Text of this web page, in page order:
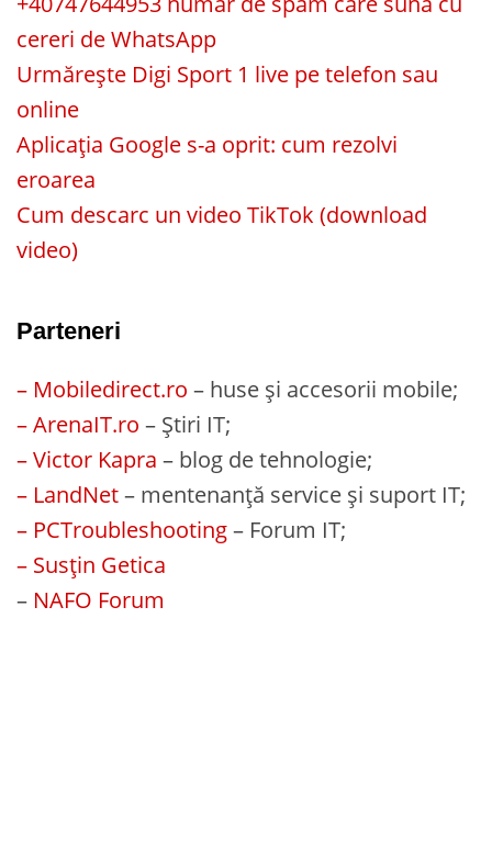
cereri de WhatsApp
Urmărește Digi Sport 1 live pe telefon sau
online
Aplicația Google s-a oprit: cum rezolvi
eroarea
Cum descarc un video TikTok (download
video)
Parteneri
– Mobiledirect.ro – huse și accesorii mobile;
– ArenaIT.ro – Știri IT;
– Victor Kapra – blog de tehnologie;
– LandNet– mentenanță service și suport IT;
– PCTroubleshooting– Forum IT;
– Susțin Getica
– NAFO Forum